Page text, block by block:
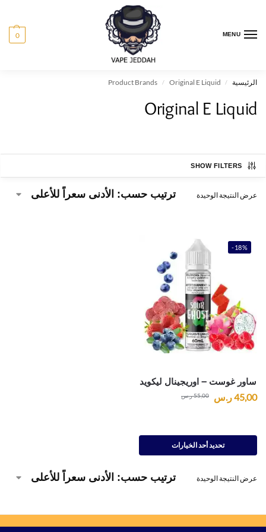
MENU
0
الرئيسية /
Product Brands / Original E Liquid
Original E Liquid
SHOW FILTERS
عرض النتيجة الوحيدة
-18%
ساور غوست – اوريجينال ليكويد
55,00ر.س 45,00ر.س
تحديد أحد الخيارات
عرض النتيجة الوحيدة